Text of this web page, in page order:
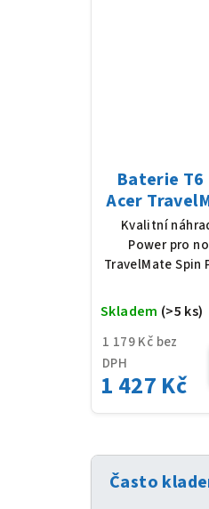
Baterie
Acer
11,61 V,
Wh),
Kvalitní
Power pro
TravelMate Spin
1 179 Kč bez
DPH
1 427 Kč
Skladem (>5 ks)
Často